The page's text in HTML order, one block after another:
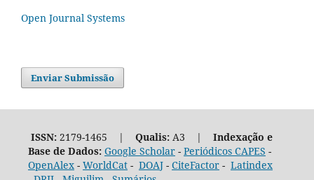
Open Journal Systems
Enviar Submissão
ISSN:2179-1465 | Qualis:A3 | Indexação e
Base de Dados: Google Scholar- Periódicos CAPES -
OpenAlex- WorldCat- DOAJ- CiteFactor- Latindex